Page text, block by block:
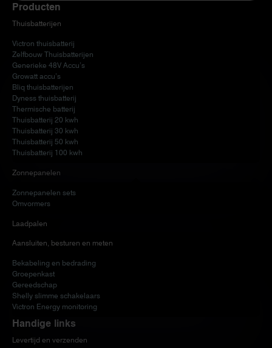
Producten
Thuisbatterijen
Victron thuisbatterij
Zelfbouw Thuisbatterijen
Generieke 48V Accu’s
Growatt accu’s
Bliq thuisbatterijen
Dyness thuisbatterij
Thermische batterij
Thuisbatterij 20 kwh
Thuisbatterij 30 kwh
Thuisbatterij 50 kwh
Thuisbatterij 100 kwh
Zonnepanelen
Zonnepanelen sets
Omvormers
Laadpalen
Aansluiten, besturen en meten
Bekabeling en bedrading
Groepenkast
Gereedschap
Shelly slimme schakelaars
Victron Energy monitoring
Handige links
Levertijd en verzenden